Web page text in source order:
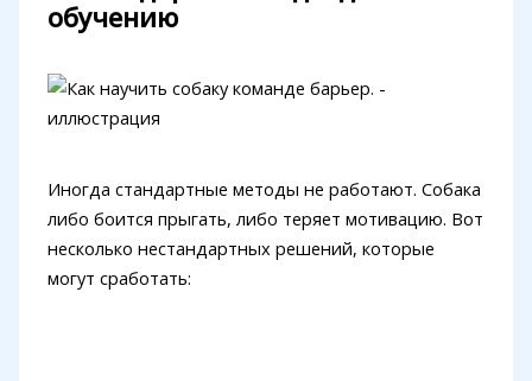
обучению
Иногда стандартные методы не работают. Собака
либо боится прыгать, либо теряет мотивацию. Вот
несколько нестандартных решений, которые
могут сработать: